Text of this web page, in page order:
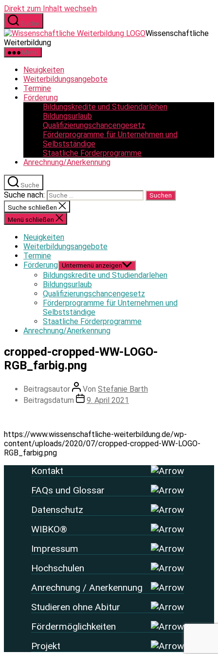
Direkt zum Inhalt wechseln
Suche
Wissenschaftliche
Weiterbildung
Menü
Neuigkeiten
Weiterbildungsangebote
Termine
Förderung
Bildungskredite und Studiendarlehen
Bildungsurlaub
Qualifizierungschancengesetz
Förderprogramme für Unternehmen und
Selbstständige
Staatliche Förderprogramme
Anrechnung/Anerkennung
Suche
Suche nach:
Suche schließen
Menü schließen
Neuigkeiten
Weiterbildungsangebote
Termine
Förderung Untermenü anzeigen
Bildungskredite und Studiendarlehen
Bildungsurlaub
Qualifizierungschancengesetz
Förderprogramme für Unternehmen und
Selbstständige
Staatliche Förderprogramme
Anrechnung/Anerkennung
cropped-cropped-WW-LOGO-
RGB_farbig.png
Beitragsautor Von Stefanie Barth
Beitragsdatum
9. April 2021
https://www.wissenschaftliche-weiterbildung.de/wp-
content/uploads/2020/07/cropped-cropped-WW-LOGO-
RGB_farbig.png
Kontakt
FAQs und Glossar
Datenschutz
WIBKO®
Impressum
Hochschulen
Anrechnung / Anerkennung
Studieren ohne Abitur
Fördermöglichkeiten
Projekt